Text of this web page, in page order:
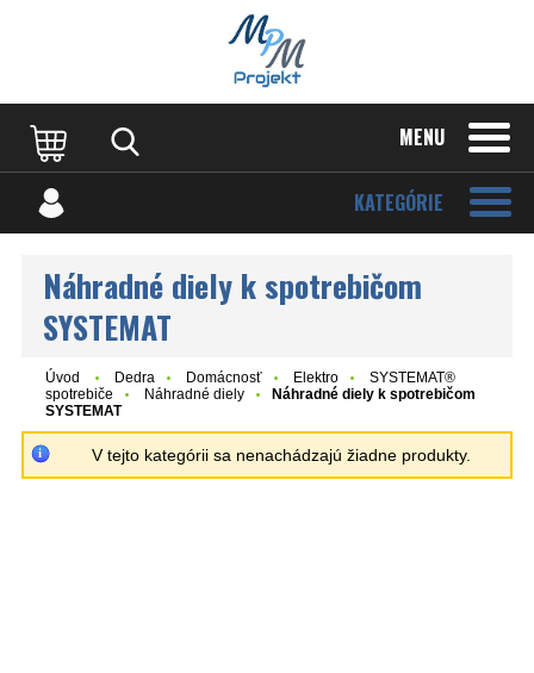
MENU
KATEGÓRIE
Náhradné diely k spotrebičom
SYSTEMAT
Úvod Dedra Domácnosť Elektro
SYSTEMAT®
spotrebiče
Náhradné diely
Náhradné diely k spotrebičom
SYSTEMAT
V tejto kategórii sa nenachádzajú žiadne produkty.